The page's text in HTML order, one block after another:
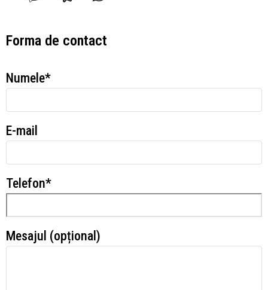
Forma de contact
Numele*
Е-mail
Telefon*
Mesajul (opțional)